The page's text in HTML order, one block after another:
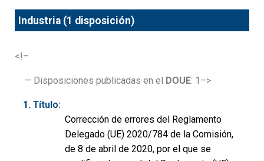
Industria (1 disposición)
<!–
— Disposiciones publicadas en el DOUE: 1–>
Título:
Corrección de errores del Reglamento
Delegado (UE) 2020/784 de la Comisión,
de 8 de abril de 2020, por el que se